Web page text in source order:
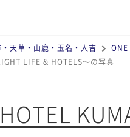
天草・山鹿・玉名・人吉
LIFE & HOTELS～の写真